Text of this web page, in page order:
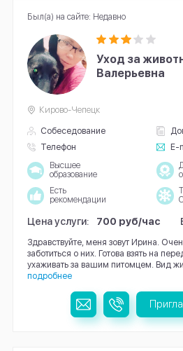
Уход за
Валерьевна
Собеседование
Телефон
E-
Кирово-Чепецк
Высшее
образование
Есть
рекомендации
Цена услуги: 700 руб/час
Здравствуйте, меня зовут Ирина.
заботиться о них. Готова взять на
ухаживать за вашим питомцем. Вид
подробнее
Был(а) на сайте: Недавно